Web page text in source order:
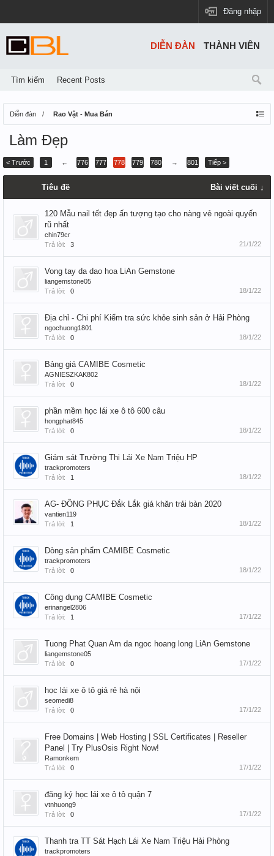
Đăng nhập
Diễn đàn Rao Vặt - Mua Bán
Làm Đẹp
< Trước 1 ← 776 777 778 779 780 → 801 Tiếp >
Tiêu đề Bài viết cuối ↓
120 Mẫu nail tết đẹp ấn tượng tạo cho nàng vẻ ngoài quyến
rũ nhất
chin79cr
Trả lời:
3 21/1/22
Vong tay da dao hoa LiAn Gemstone
liangemstone05
Trả lời:
0 18/1/22
Địa chỉ - Chi phí Kiểm tra sức khỏe sinh sản ở Hải Phòng
ngochuong1801
Trả lời:
0 18/1/22
Bảng giá CAMIBE Cosmetic
AGNIESZKAK802
Trả lời:
0 18/1/22
phần mềm học lái xe ô tô 600 câu
hongphat845
Trả lời:
0 18/1/22
Giám sát Trường Thi Lái Xe Nam Triệu HP
trackpromoters
Trả lời:
1 18/1/22
AG- ĐỒNG PHỤC Đắk Lắk giá khăn trải bàn 2020
vantien119
Trả lời:
1 18/1/22
Dòng sản phẩm CAMIBE Cosmetic
trackpromoters
Trả lời:
0 18/1/22
Công dụng CAMIBE Cosmetic
erinangel2806
Trả lời:
1 17/1/22
Tuong Phat Quan Am da ngoc hoang long LiAn Gemstone
liangemstone05
Trả lời:
0 17/1/22
học lái xe ô tô giá rẻ hà nội
seomedi8
Trả lời:
0 17/1/22
Free Domains | Web Hosting | SSL Certificates | Reseller
Panel | Try PlusOsis Right Now!
Ramonkem
Trả lời:
0 17/1/22
đăng ký học lái xe ô tô quận 7
vtnhuong9
Trả lời:
0 17/1/22
Thanh tra TT Sát Hạch Lái Xe Nam Triệu Hải Phòng
trackpromoters
DIỄN ĐÀN
Tìm kiếm Recent Posts
THÀNH VIÊN